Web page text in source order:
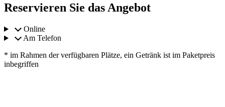
Reservieren Sie das Angebot
Online
Am Telefon
* im Rahmen der verfügbaren Plätze, ein Getränk ist im Paketpreis
inbegriffen